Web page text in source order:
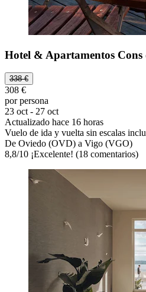
Hotel & Apartamentos Cons
338 €
308 €
por persona
23 oct - 27 oct
Actualizado hace 16 horas
Vuelo de ida y vuelta sin escalas
De Oviedo (OVD) a Vigo (VGO)
8,8/10 ¡Excelente! (18 comentarios)